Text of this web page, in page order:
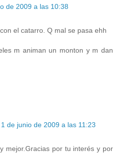
de 2009 a las 10:38
el catarro. Q mal se pasa ehh
m animan un monton y m dan
1 de junio de 2009 a las 11:23
mejor.Gracias por tu interés y por